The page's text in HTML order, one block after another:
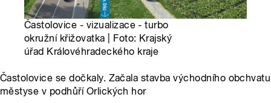
Častolovice - vizualizace - turbo
okružní křižovatka | Foto: Krajský
úřad Královéhradeckého kraje
Častolovice se dočkaly. Začala stavba východního obchvatu
městyse v podhůří Orlických hor